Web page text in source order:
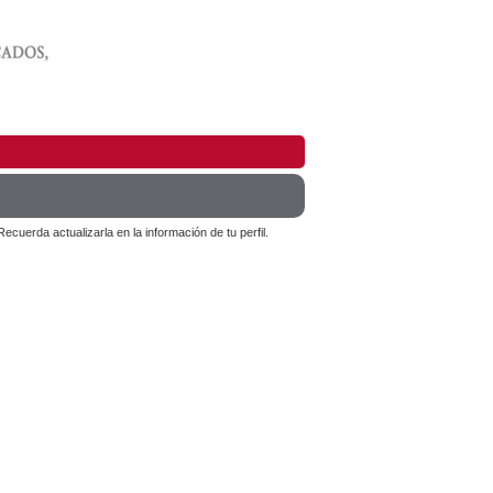
actualizarla en la información de tu perfil.